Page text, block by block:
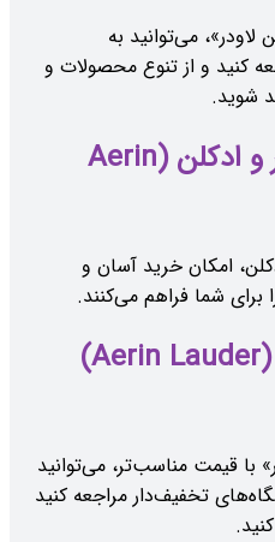
می‌توانید به
کنید و از تنوع محصولات و
شوید.
فروشگاه اینترنتی عطر و ادکلن (Aerin
امکان خرید آسان و
برای شما فراهم می‌کنند.
تخفیف عطر و ادکلن (Aerin Lauder)
با قیمت مناسب‌تر، می‌توانید
تخفیف‌دار مراجعه کنید